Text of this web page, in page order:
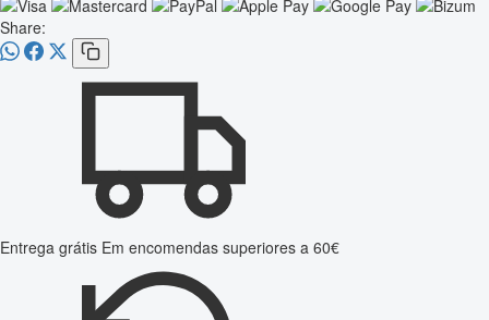
Share:
Entrega grátis Em encomendas superiores a 60€